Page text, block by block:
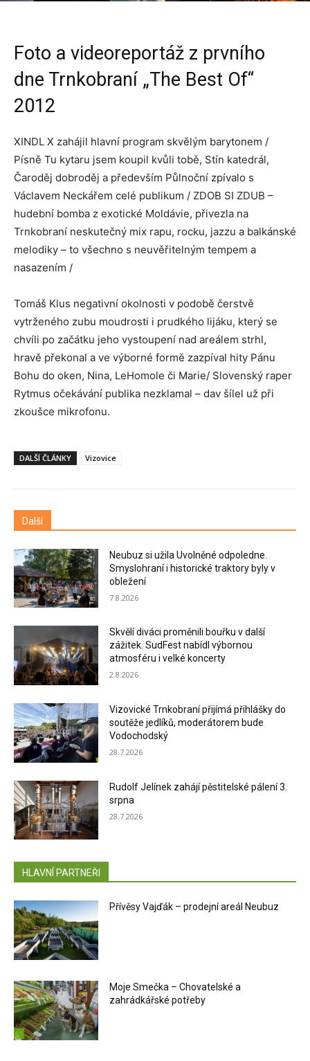
Foto a videoreportáž z prvního
dne Trnkobraní „The Best Of“
2012
XINDL X zahájil hlavní program skvělým barytonem /
Písně Tu kytaru jsem koupil kvůli tobě, Stín katedrál,
Čaroděj dobroděj a především Půlnoční zpívalo s
Václavem Neckářem celé publikum / ZDOB SI ZDUB –
hudební bomba z exotické Moldávie, přivezla na
Trnkobraní neskutečný mix rapu, rocku, jazzu a balkánské
melodiky – to všechno s neuvěřitelným tempem a
nasazením /
Tomáš Klus negativní okolnosti v podobě čerstvě
vytrženého zubu moudrosti i prudkého lijáku, který se
chvíli po začátku jeho vystoupení nad areálem strhl,
hravě překonal a ve výborné formě zazpíval hity Pánu
Bohu do oken, Nina, LeHomole či Marie/ Slovenský raper
Rytmus očekávání publika nezklamal – dav šílel už při
zkoušce mikrofonu.
DALŠÍ ČLÁNKY Vizovice
Další
Neubuz si užila Uvolněné odpoledne.
Smyslohraní i historické traktory byly v
obležení
7.8.2026
Skvělí diváci proměnili bouřku v další
zážitek. SudFest nabídl výbornou
atmosféru i velké koncerty
2.8.2026
Vizovické Trnkobraní přijímá přihlášky do
soutěže jedlíků, moderátorem bude
Vodochodský
28.7.2026
Rudolf Jelínek zahájí pěstitelské pálení 3.
srpna
28.7.2026
HLAVNÍ PARTNEŘI
Přívěsy Vajďák – prodejní areál Neubuz
Moje Smečka – Chovatelské a
zahrádkářské potřeby